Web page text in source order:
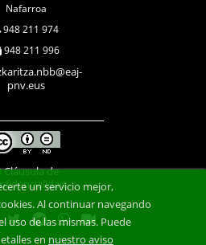
Nafarroa
948 211 974
948 211 996
pnv.eus
Cláusula de
un servicio mejor,
Al continuar navegando
uso de las mismas. Puede
en nuestro aviso